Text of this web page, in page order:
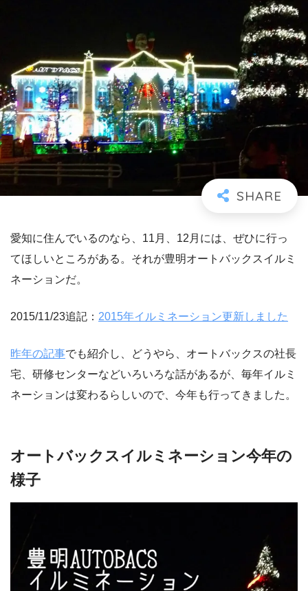
愛知に住んでいるのなら、11月、12月には、ぜひに行っ
てほしいところがある。それが豊明オートバックスイルミ
ネーションだ。
2015/11/23追記： 2015年イルミネーション更新しました
昨年の記事でも紹介し、どうやら、オートバックスの社長
宅、研修センターなどいろいろな話があるが、毎年イルミ
ネーションは変わるらしいので、今年も行ってきました。
オートバックスイルミネーション今年の
様子